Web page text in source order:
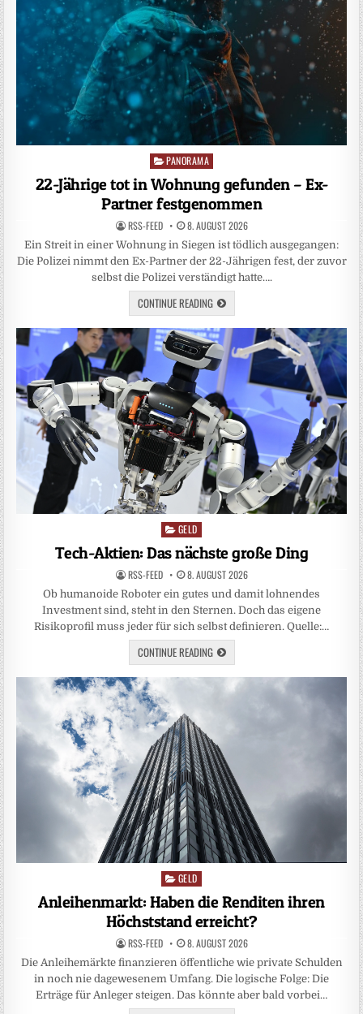
Posted
in
PANORAMA
22-Jährige tot in Wohnung gefunden – Ex-
Partner festgenommen
RSS-FEED 8. AUGUST 2026
Ein Streit in einer Wohnung in Siegen ist tödlich ausgegangen:
Die Polizei nimmt den Ex-Partner der 22-Jährigen fest, der zuvor
selbst die Polizei verständigt hatte….
CONTINUE READING
Posted
GELD
Tech-Aktien: Das nächste große Ding
RSS-FEED 8. AUGUST 2026
Ob humanoide Roboter ein gutes und damit lohnendes
Investment sind, steht in den Sternen. Doch das eigene
Risikoprofil muss jeder für sich selbst definieren. Quelle:…
CONTINUE READING
Posted
in
GELD
Anleihenmarkt: Haben die Renditen ihren
Höchststand erreicht?
RSS-FEED 8. AUGUST 2026
Die Anleihemärkte finanzieren öffentliche wie private Schulden
in noch nie da­gewesenem Umfang. Die logische Folge: Die
Erträge für Anleger steigen. Das könnte aber bald vorbei…